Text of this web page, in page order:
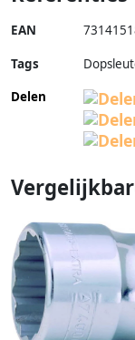
EAN
Tags
Delen